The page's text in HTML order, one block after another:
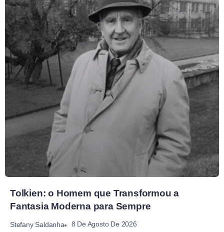
Tolkien: o Homem que Transformou a
Fantasia Moderna para Sempre
Stefany Saldanha 8 De Agosto De 2026